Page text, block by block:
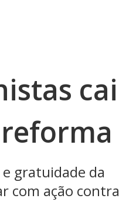
cai
gratuidade da
com ação contra